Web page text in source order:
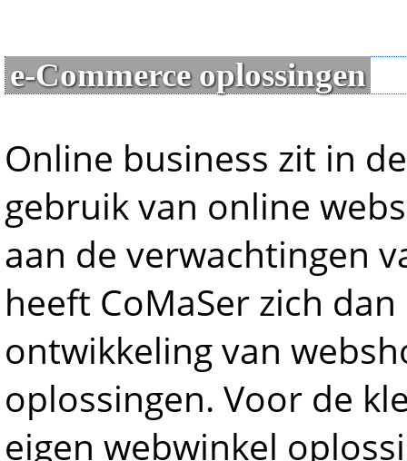
e-Commerce oplossingen
Online business zit in
gebruik van online
aan de verwachtingen
heeft CoMaSer zich
ontwikkeling van
oplossingen. Voor de
eigen webwinkel